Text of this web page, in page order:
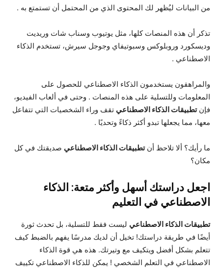
من البيانات ليُظهر لك المحتوى الذي من المحتمل أن تستمتع به .
تذكر أن هذه المنصات كلها، مثل يوتيوب وسناب شات وريديت
وديسكورد وروبلوكس وسبوتيفاي وجوجل سيرش، تستخدم الذكاء
الاصطناعي .
والمراهقون يستخدمون الذكاء الاصطناعي للحصول على
المعلومات وللتسلية على هذه المنصات . وحتى في ألعاب الفيديو،
فإنتطبيقات الذكاء الاصطناعي تقف وراء الشخصيات التي تتفاعل
معها، مما يجعلها تبدو أكثر ذكاءً وتحديًا .
ما رأيك؟ ألا تلاحظ أنتطبيقات الذكاء الاصطناعي صديقتك في كل
مكان؟
اجعل دراستك أسهل وأكثر متعة: الذكاء
الاصطناعي في التعليم
تطبيقات الذكاء الاصطناعي ليست فقط للتسلية، بل تحدث ثورة
أيضًا في طريقة دراستك! تخيل أن لديك مدرسًا يفهم بالضبط كيف
تتعلم بشكل أفضل ويتكيف مع وتيرتك. هذه هي قوة الذكاء
الاصطناعي في التعلم الشخصي ! يمكن للذكاء الاصطناعي تكييف